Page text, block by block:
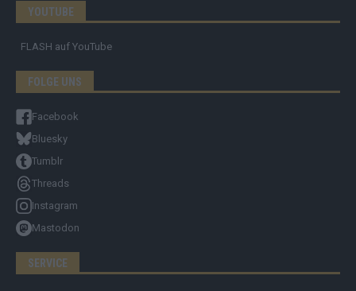
YOUTUBE
FLASH auf YouTube
FOLGE UNS
Facebook
Bluesky
Tumblr
Threads
Instagram
Mastodon
SERVICE